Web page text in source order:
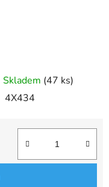
Skladem (47 ks)
4X434